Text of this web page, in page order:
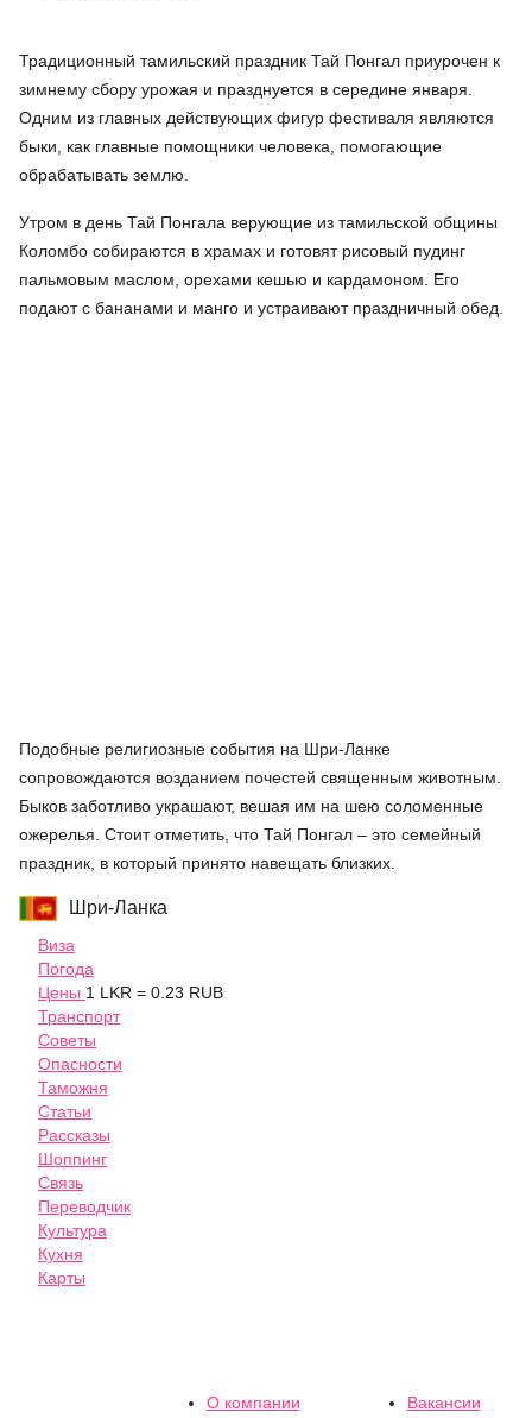
Традиционный тамильский праздник Тай Понгал приурочен к
зимнему сбору урожая и празднуется в середине января.
Одним из главных действующих фигур фестиваля являются
быки, как главные помощники человека, помогающие
обрабатывать землю.
Утром в день Тай Понгала верующие из тамильской общины
Коломбо собираются в храмах и готовят рисовый пудинг
пальмовым маслом, орехами кешью и кардамоном. Его
подают с бананами и манго и устраивают праздничный обед.
Подобные религиозные события на Шри-Ланке
сопровождаются возданием почестей священным животным.
Быков заботливо украшают, вешая им на шею соломенные
ожерелья. Стоит отметить, что Тай Понгал – это семейный
праздник, в который принято навещать близких.
Шри-Ланка
Виза
Погода
Цены 1 LKR = 0.23 RUB
Транспорт
Советы
Опасности
Таможня
Статьи
Рассказы
Шоппинг
Связь
Переводчик
Культура
Кухня
Карты
О компании Вакансии